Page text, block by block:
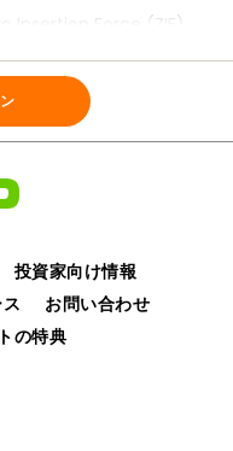
Insertion Force (ZIF)
and test
and devices
direct device attach
1.00, or 1.27 mm
投資家向け情報
お問い合わせ
の特典